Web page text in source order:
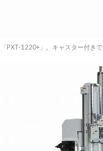
PXT-1220+」。キャスター付き